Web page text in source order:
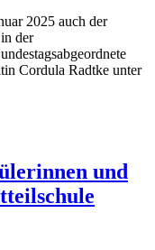
2025 auch der
der
Cordula Radtke unter
und